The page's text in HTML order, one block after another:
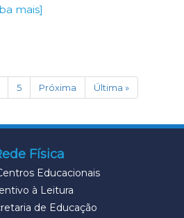
mais]
5 Próxima Última »
Física
Educacionais
à Leitura
de Educação